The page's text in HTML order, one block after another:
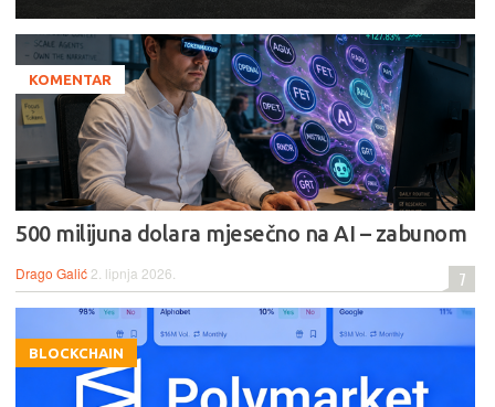
KOMENTAR
500 milijuna dolara mjesečno na AI – zabunom
Drago Galić 2. lipnja 2026. 7
BLOCKCHAIN